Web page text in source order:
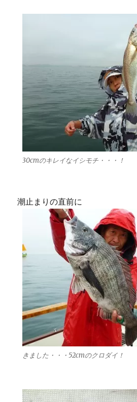
30cmのキレイなイシモチ・・・！
潮止まりの直前に
きました・・・52cmのクロダイ！